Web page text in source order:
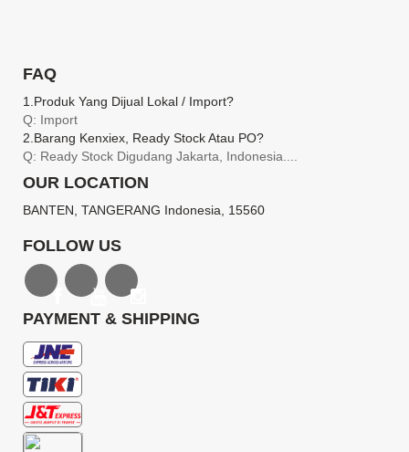
FAQ
1.produk Yang Dijual Lokal / Import?
Q: Import
2.barang Kenxiex, Ready Stock Atau PO?
Q: Ready Stock Digudang Jakarta, Indonesia....
OUR LOCATION
BANTEN, TANGERANG Indonesia, 15560
FOLLOW US
PAYMENT & SHIPPING